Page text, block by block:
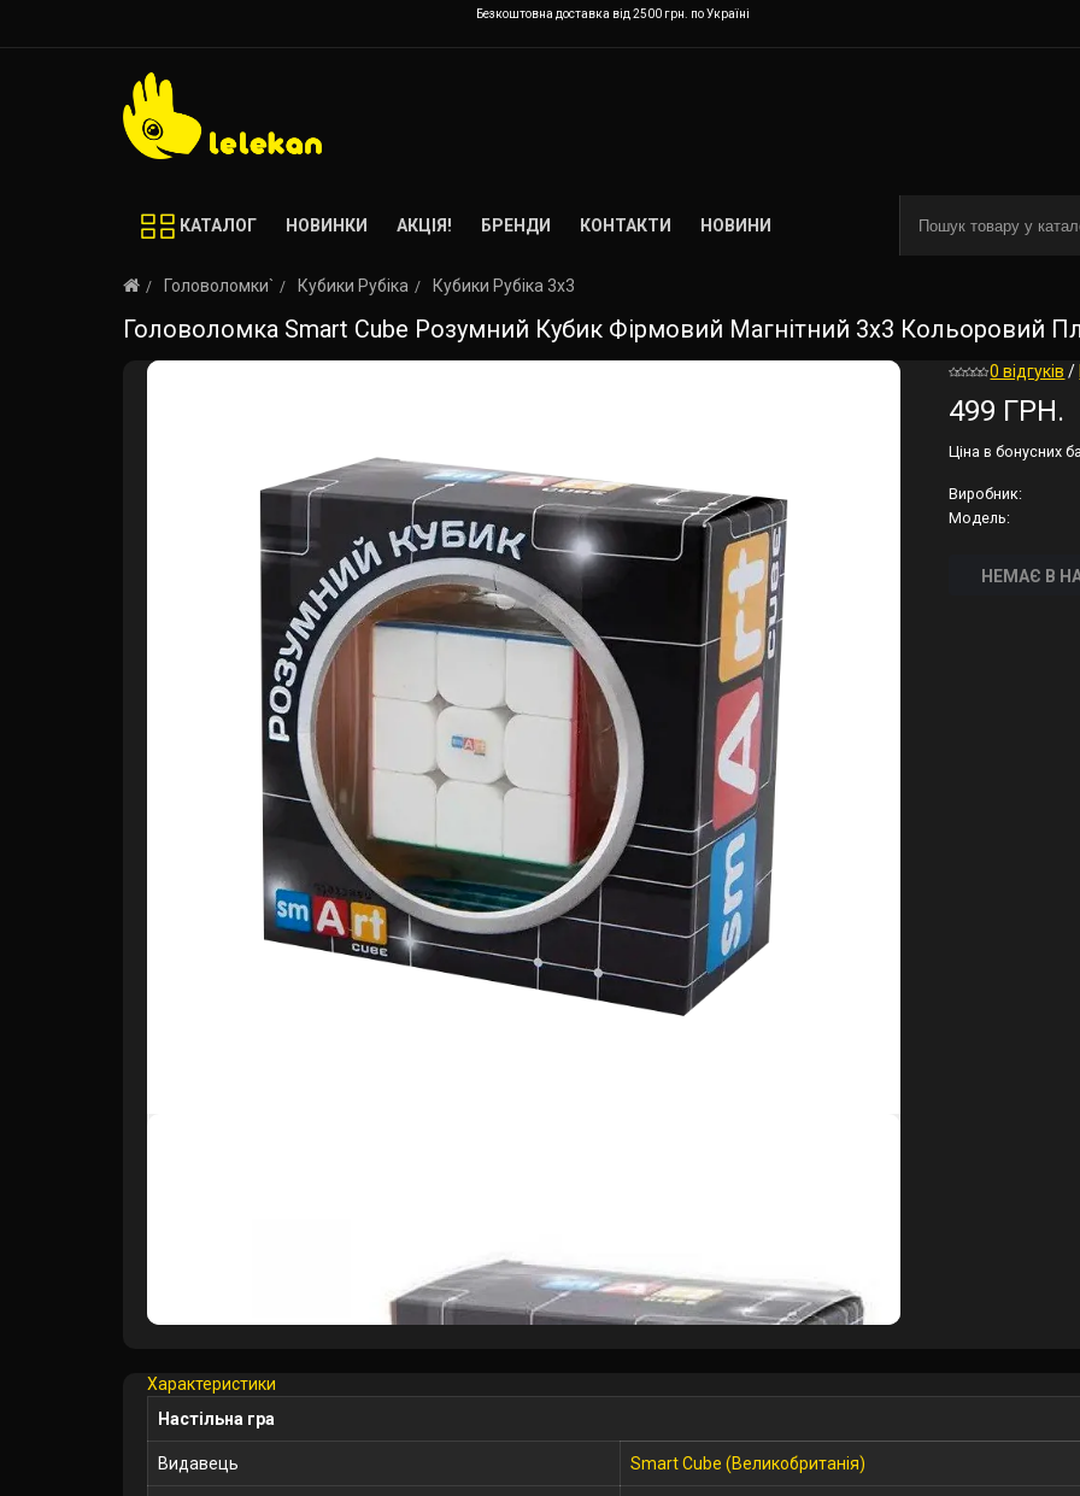
Безкоштовна доставка від 2500 грн. по Україні
КАТАЛОГ НОВИНКИ АКЦІЯ! БРЕНДИ КОНТАКТИ НОВИНИ
Головоломки` Кубики Рубіка Кубики Рубіка 3х3
Головоломка Smart Cube Розумний Кубик Фірмовий Магнітний 3х3 Кольоровий
0 відгуків /
499 ГРН.
Ціна в бонусних
Виробник:
Модель:
НЕМАЄ В
Характеристики
Настільна гра
Видавець Smart Cube (Великобританія)